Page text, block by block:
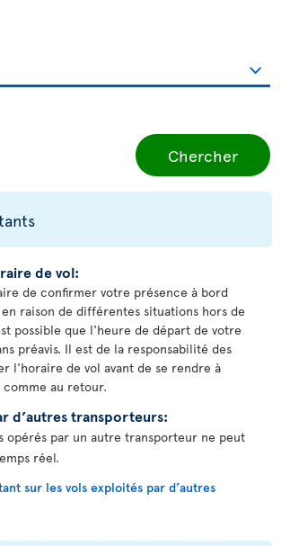
Chercher
de vol:
de confirmer votre présence à bord
raison de différentes situations hors de
possible que l'heure de départ de votre
préavis. Il est de la responsabilité des
l'horaire de vol avant de se rendre à
au retour.
d’autres transporteurs:
opérés par un autre transporteur ne peut
réel.
sur les vols exploités par d’autres